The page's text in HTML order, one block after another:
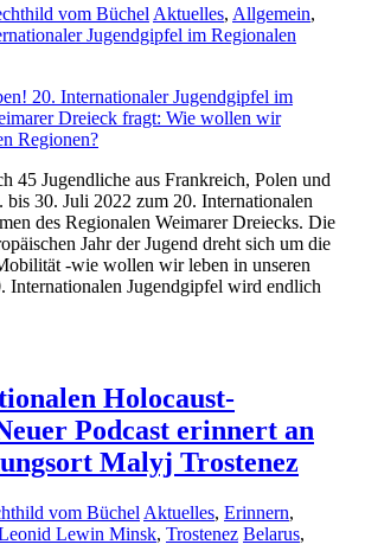
vom Büchel Aktuelles, Allgemein,
Jugendgipfel im Regionalen
45 Jugendliche aus Frankreich, Polen und
bis 30. Juli 2022 zum 20. Internationalen
des Regionalen Weimarer Dreiecks. Die
Jahr der Jugend dreht sich um die
-wie wollen wir leben in unseren
Internationalen Jugendgipfel wird endlich
Holocaust-
Podcast erinnert an
Malyj Trostenez
vom Büchel Aktuelles, Erinnern,
Lewin Minsk, Trostenez Belarus,